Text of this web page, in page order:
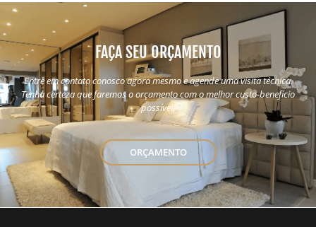
FAÇA SEU ORÇAMENTO
Entre em contato conosco agora mesmo e agende uma visita técnica.
Tenha certeza que faremos o orçamento com o melhor custo-benefício
possível.
ORÇAMENTO